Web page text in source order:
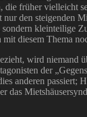
früher vielleicht
nur den steigenden
kleinteilige
diesem Thema
wird niemand
der
anderen passiert;
das